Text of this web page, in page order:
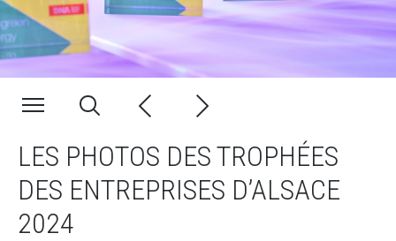
LES PHOTOS DES TROPHÉES
DES ENTREPRISES D’ALSACE
2024